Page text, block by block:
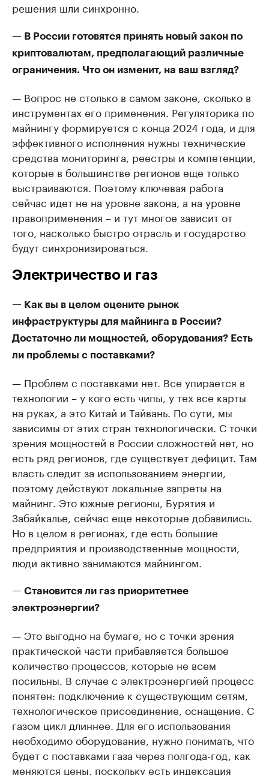
решения шли синхронно.
— В России готовятся принять новый закон по
криптовалютам, предполагающий различные
ограничения. Что он изменит, на ваш взгляд?
— Вопрос не столько в самом законе, сколько в
инструментах его применения. Регуляторика по
майнингу формируется с конца 2024 года, и для
эффективного исполнения нужны технические
средства мониторинга, реестры и компетенции,
которые в большинстве регионов еще только
выстраиваются. Поэтому ключевая работа
сейчас идет не на уровне закона, а на уровне
правоприменения – и тут многое зависит от
того, насколько быстро отрасль и государство
будут синхронизироваться.
Электричество и газ
— Как вы в целом оцените рынок
инфраструктуры для майнинга в России?
Достаточно ли мощностей, оборудования? Есть
ли проблемы с поставками?
— Проблем с поставками нет. Все упирается в
технологии – у кого есть чипы, у тех все карты
на руках, а это Китай и Тайвань. По сути, мы
зависимы от этих стран технологически. С точки
зрения мощностей в России сложностей нет, но
есть ряд регионов, где существует дефицит. Там
власть следит за использованием энергии,
поэтому действуют локальные запреты на
майнинг. Это южные регионы, Бурятия и
Забайкалье, сейчас еще некоторые добавились.
Но в целом в регионах, где есть большие
предприятия и производственные мощности,
люди активно занимаются майнингом.
— Становится ли газ приоритетнее
электроэнергии?
— Это выгодно на бумаге, но с точки зрения
практической части прибавляется большое
количество процессов, которые не всем
посильны. В случае с электроэнергией процесс
понятен: подключение к существующим сетям,
технологическое присоединение, оснащение. С
газом цикл длиннее. Для его использования
необходимо оборудование, нужно понимать, что
будет с поставками газа через полгода-год, как
меняются цены, поскольку есть индексация